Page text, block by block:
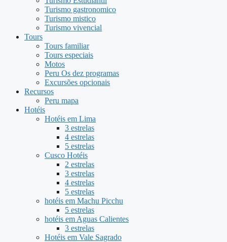
Turismo gastronomico
Turismo mistico
Turismo vivencial
Tours
Tours familiar
Tours especiais
Motos
Peru Os dez programas
Excursões opcionais
Recursos
Peru mapa
Hotéis
Hotéis em Lima
3 estrelas
4 estrelas
5 estrelas
Cusco Hotéis
2 estrelas
3 estrelas
4 estrelas
5 estrelas
hotéis em Machu Picchu
5 estrelas
hotéis em Aguas Calientes
3 estrelas
Hotéis em Vale Sagrado